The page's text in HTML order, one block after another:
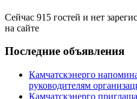
Сейчас 915 гостей и нет
на сайте
Последние объявления
Камчатскэнерго
руководителям
Камчатскэнерго